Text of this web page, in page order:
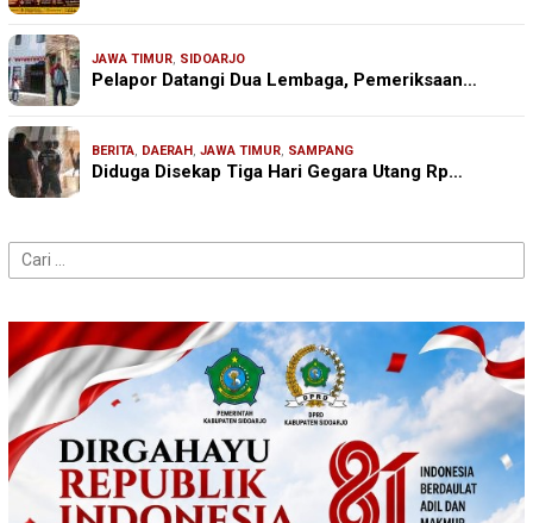
JAWA TIMUR, SIDOARJO
Pelapor Datangi Dua Lembaga, Pemeriksaan…
BERITA, DAERAH, JAWA TIMUR, SAMPANG
Diduga Disekap Tiga Hari Gegara Utang Rp…
Cari
untuk: